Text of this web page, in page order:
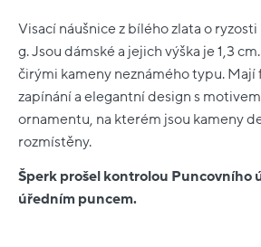
Visací náušnice z bílého zlata o
g. Jsou dámské a jejich výška je 1,3
čirými kameny neznámého typu. Mají
zapínání a elegantní design s
ornamentu, na kterém jsou kameny
rozmístěny.
Šperk prošel kontrolou Puncovního
úředním puncem.